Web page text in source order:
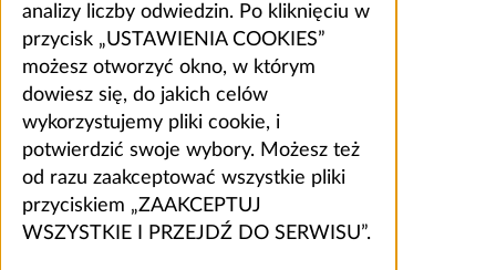
analizy liczby odwiedzin. Po kliknięciu w
przycisk „USTAWIENIA COOKIES”
możesz otworzyć okno, w którym
dowiesz się, do jakich celów
wykorzystujemy pliki cookie, i
potwierdzić swoje wybory. Możesz też
od razu zaakceptować wszystkie pliki
przyciskiem „ZAAKCEPTUJ
WSZYSTKIE I PRZEJDŹ DO SERWISU”.